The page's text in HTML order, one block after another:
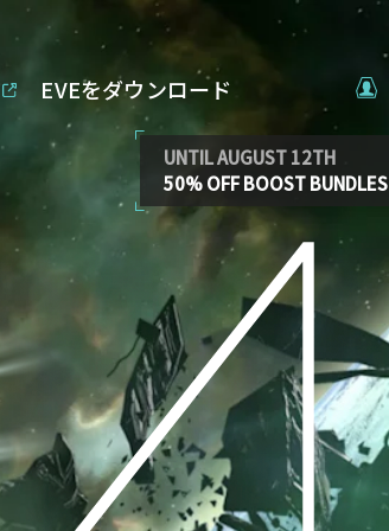
EVEをダウンロード
UNTIL AUGUST 12TH
50% OFF BOOST BUNDLES